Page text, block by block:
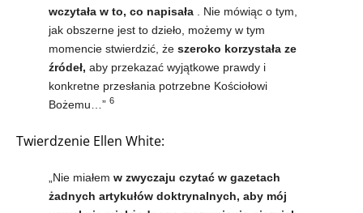
wczytała w to, co napisała . Nie mówiąc o tym,
jak obszerne jest to dzieło, możemy w tym
momencie stwierdzić, że szeroko korzystała ze
źródeł, aby przekazać wyjątkowe prawdy i
konkretne przesłania potrzebne Kościołowi
Bożemu…” 6
Twierdzenie Ellen White:
„Nie miałem w zwyczaju czytać w gazetach
żadnych artykułów doktrynalnych, aby mój